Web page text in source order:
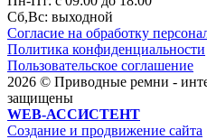
Сб,Вc: выходной
Согласие на обработку
Политика конфиденциальности
Пользовательское соглашение
2026 © Приводные ремни -
защищены
WEB-АССИСТЕНТ
Создание и продвижение сайта